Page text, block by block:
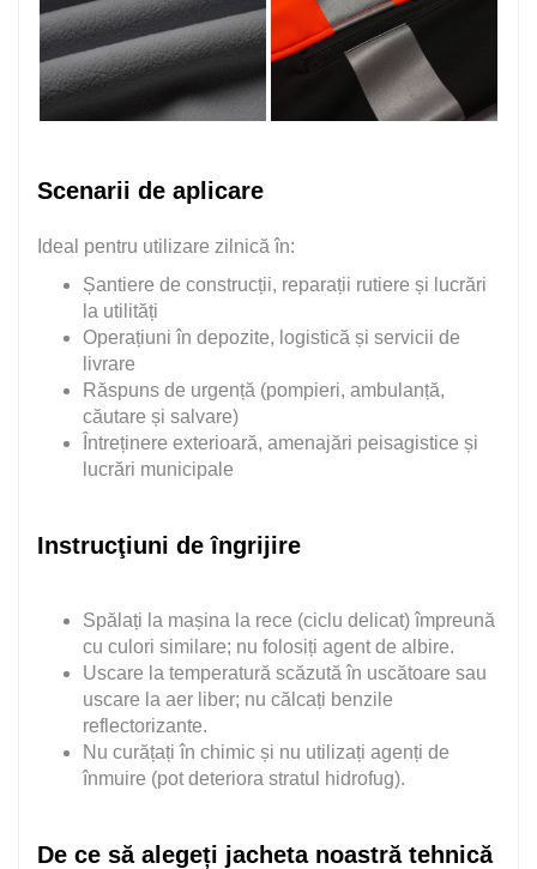
Scenarii de aplicare
Ideal pentru utilizare zilnică în:
Șantiere de construcții, reparații rutiere și lucrări
la utilități
Operațiuni în depozite, logistică și servicii de
livrare
Răspuns de urgență (pompieri, ambulanță,
căutare și salvare)
Întreținere exterioară, amenajări peisagistice și
lucrări municipale
Instrucţiuni de îngrijire
Spălați la mașina la rece (ciclu delicat) împreună
cu culori similare; nu folosiți agent de albire.
Uscare la temperatură scăzută în uscătoare sau
uscare la aer liber; nu călcați benzile
reflectorizante.
Nu curățați în chimic și nu utilizați agenți de
înmuire (pot deteriora stratul hidrofug).
De ce să alegeți jacheta noastră tehnică